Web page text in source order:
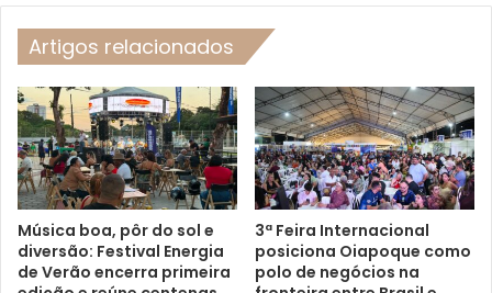
Artigos relacionados
Música boa, pôr do sol e
diversão: Festival Energia
de Verão encerra primeira
3ª Feira Internacional
posiciona Oiapoque como
polo de negócios na